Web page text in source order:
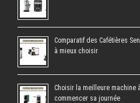
Comparatif des Cafétières
à mieux choisir
Choisir la meilleure machine
commencer sa journée